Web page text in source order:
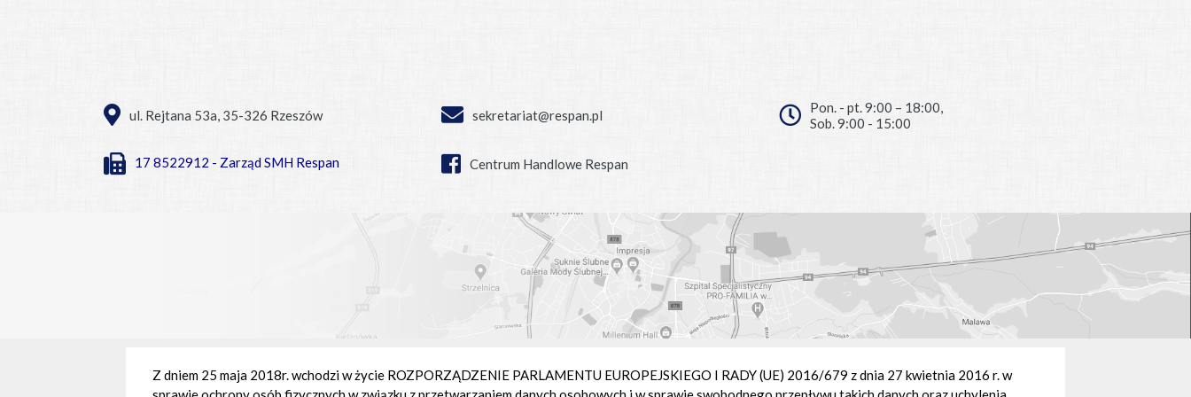
ul. Rejtana 53a, 35-326 Rzeszów
17 8522912 - Zarząd SMH Respan
sekretariat@respan.pl
Centrum Handlowe Respan
Pon. - pt. 9:00 – 18:00,
Sob. 9:00 - 15:00
Z dniem 25 maja 2018r. wchodzi w życie ROZPORZĄDZENIE PARLAMENTU EUROPEJSKIEGO I RADY (UE) 2016/679 z dnia 27 kwietnia 2016 r. w